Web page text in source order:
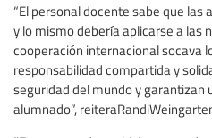
“El personal docente sabe que
y lo mismo debería aplicarse a las
cooperación internacional socava
responsabilidad compartida y
seguridad del mundo y garantizan
alumnado”,